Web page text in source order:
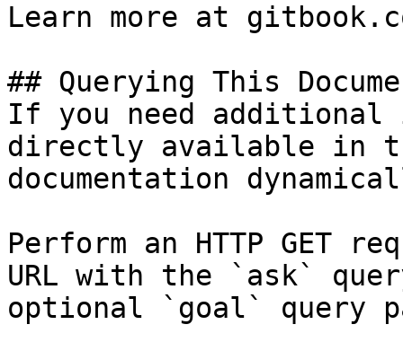
Learn more at
## Querying This
If you need
directly available in
documentation
Perform an HTTP GET
URL with the `ask`
optional `goal` query